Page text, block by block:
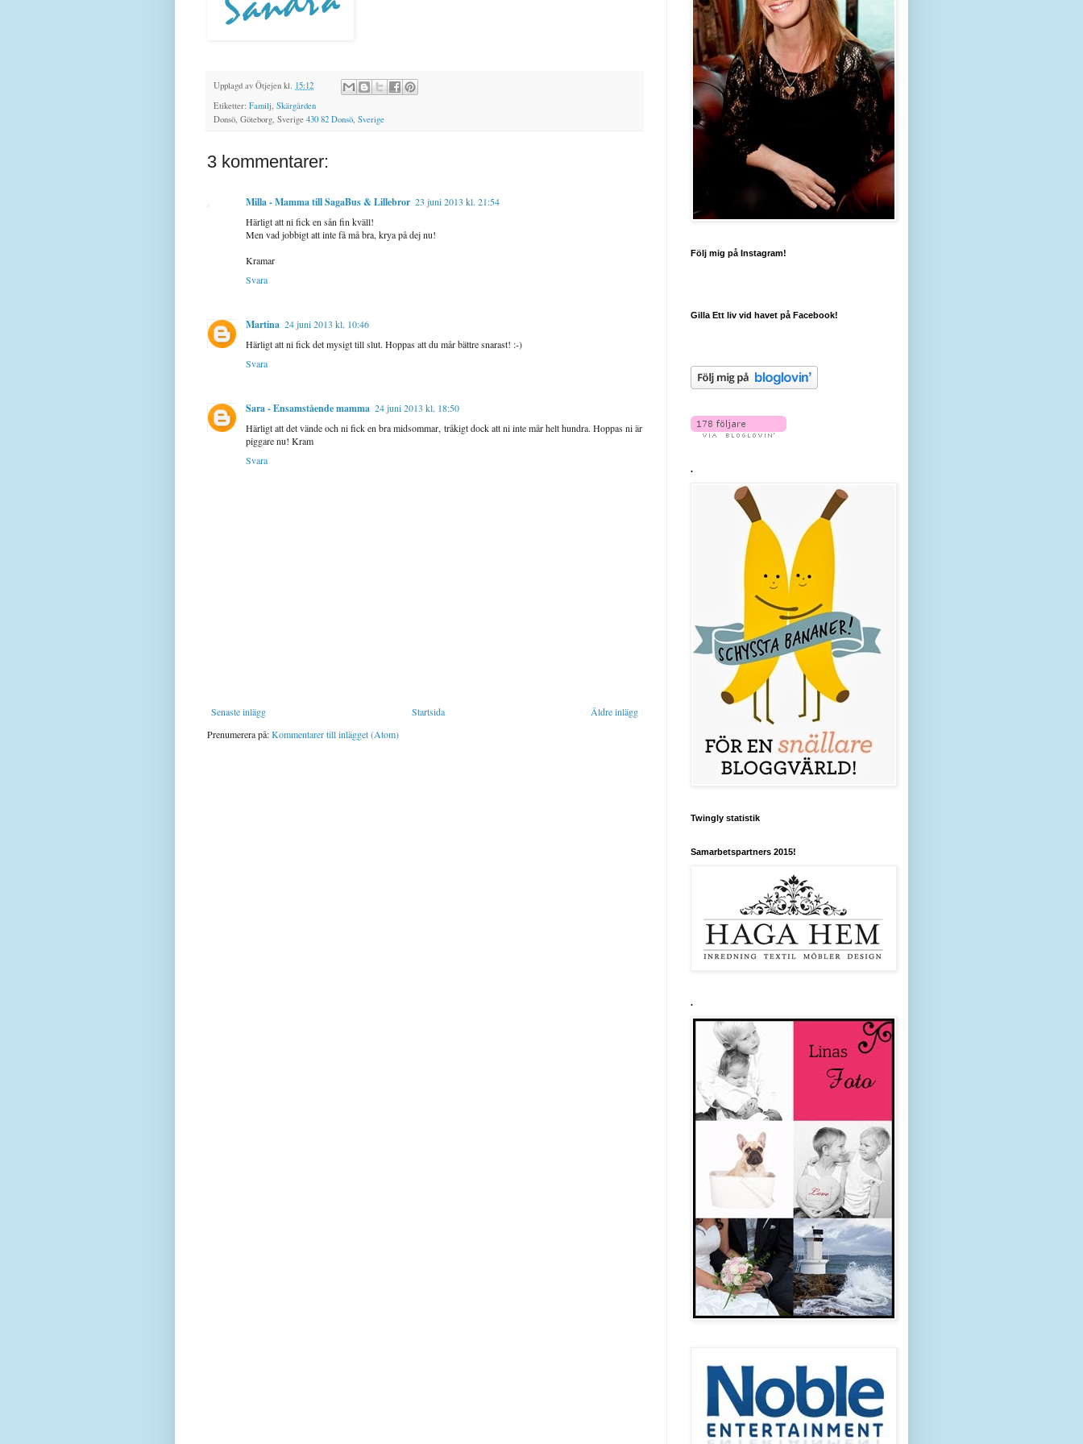
Upplagd av Ötjejen kl. 15:12
Etiketter: Familj, Skärgården
Donsö, Göteborg, Sverige 430 82 Donsö, Sverige
3 kommentarer:
Milla - Mamma till SagaBus & Lillebror 23 juni 2013 kl. 21:54
Härligt att ni fick en sån fin kväll!
Men vad jobbigt att inte få må bra, krya på dej nu!
Kramar
Svara
Martina 24 juni 2013 kl. 10:46
Härligt att ni fick det mysigt till slut. Hoppas att du mår bättre snarast! :-)
Svara
Sara - Ensamstående mamma 24 juni 2013 kl. 18:50
Härligt att det vände och ni fick en bra midsommar, tråkigt dock att ni inte mår helt hundra. Hoppas ni är
piggare nu! Kram
Svara
Senaste inlägg Äldre inlägg
Startsida
Prenumerera på:Kommentarer till inlägget (Atom)
Följ mig på Instagram!
Gilla Ett liv vid havet på Facebook!
.
Twingly statistik
Samarbetspartners 2015!
.